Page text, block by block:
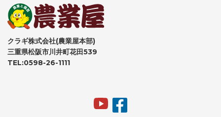
クラギ株式会社(農業屋本部)
三重県松阪市川井町花田539
TEL:0598-26-1111